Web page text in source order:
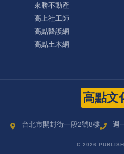
來勝不動產
高上社工師
高點醫護網
高點土木網
高點文
台北市開封街一段2號8樓 週
C 2026